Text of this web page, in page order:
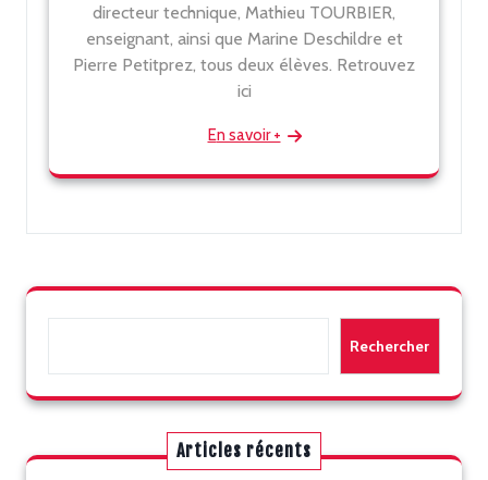
directeur technique, Mathieu TOURBIER,
enseignant, ainsi que Marine Deschildre et
Pierre Petitprez, tous deux élèves. Retrouvez
ici
En savoir +
Rechercher
Rechercher
Articles récents